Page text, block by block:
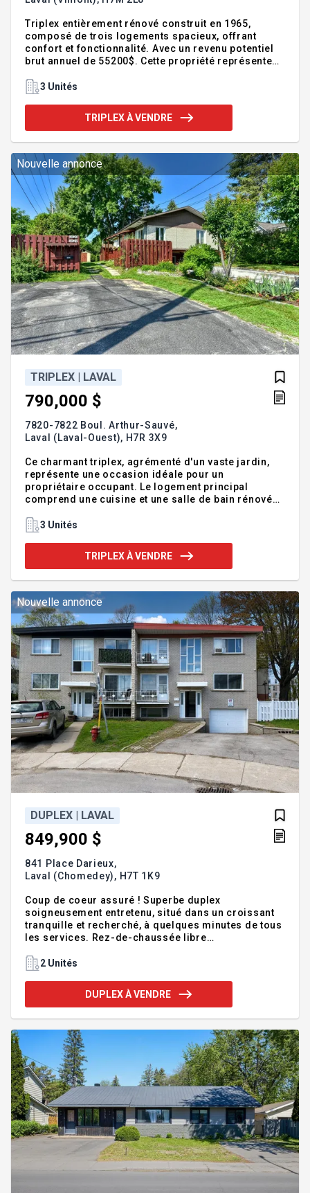
Triplex entièrement rénové construit en 1965,
composé de trois logements spacieux, offrant
confort et fonctionnalité. Avec un revenu potentiel
brut annuel de 55200$. Cette propriété représente
entretien impeccable, des revenus stables et un
logements lumineux et locataires fiables..
Emplacement stratégique . Excellente opportunité
stabilité locative et un potentiel de rendement
intéressant. Saisissez rapidement
3 Unités
TRIPLEX À VENDRE
Nouvelle annonce
TRIPLEX | LAVAL
790,000 $
7820-7822 Boul. Arthur-Sauvé,
Laval (Laval-Ouest), H7R 3X9
Ce charmant triplex, agrémenté d'un vaste jardin,
représente une occasion idéale pour un
propriétaire occupant. Le logement principal
comprend une cuisine et une salle de bain rénovées
aire ouverte qui s'étend harmonieusement vers la
cabanon pratique et une cour arrière généreuse,
cette propriété offre confort et fonctionnalité.
autoroutes 13, 440 et 640. Addenda :Triplex 2026 :
Possibilité d'invest
3 Unités
TRIPLEX À VENDRE
Nouvelle annonce
DUPLEX | LAVAL
849,900 $
841 Place Darieux,
Laval (Chomedey), H7T 1K9
Coup de coeur assuré ! Superbe duplex
soigneusement entretenu, situé dans un croissant
tranquille et recherché, à quelques minutes de tous
les services. Rez-de-chaussée libre
propriétaire occupant ou investisseur avisé.
jardin, parfaite pour les beaux jours. Immeuble
entretenu avec soin par un propriétaire
porte indépendante et salle de bain complète et
rénovée , bonne opportunité de le se. Nouveau cha
2 Unités
DUPLEX À VENDRE